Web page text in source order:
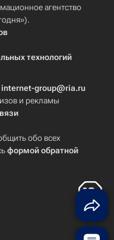
агентство
технологий
internet-group@ria.ru
и рекламы
обо всех
формой обратной